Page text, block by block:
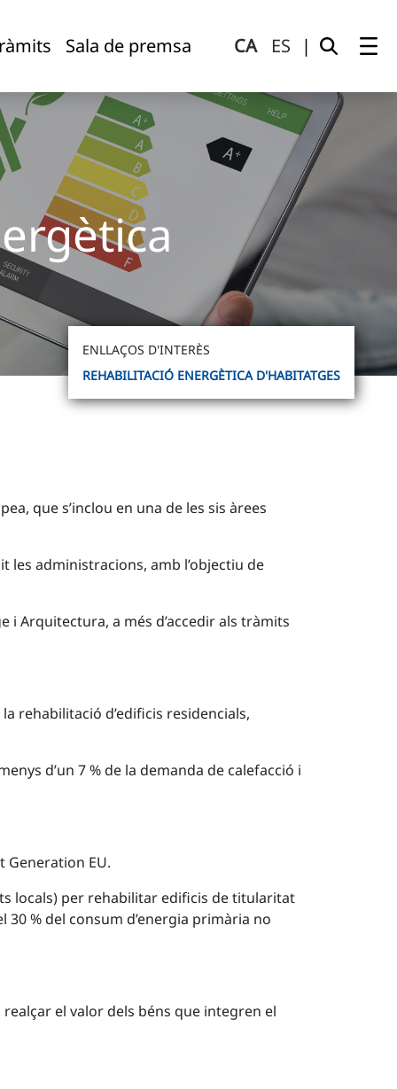
Sala de premsa CA ES |
ENLLAÇOS D'INTERÈS
REHABILITACIÓ ENERGÈTICA D'HABITATGES
que s’inclou en una de les sis àrees
administracions, amb l’objectiu de
i Arquitectura, a més d’accedir als tràmits
rehabilitació d’edificis residencials,
d’un 7 % de la demanda de calefacció i
Generation EU.
locals) per rehabilitar edificis de titularitat
% del consum d’energia primària no
el valor dels béns que integren el